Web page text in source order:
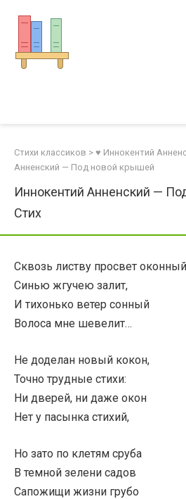
контенту
Стихи классиков > ♥ Иннокентий
Анненский — Под новой крышей
Иннокентий Анненский —
Стих
Сквозь листву просвет оконный
Синью жгучею залит,
И тихонько ветер сонный
Волоса мне шевелит…
Не доделан новый кокон,
Точно трудные стихи:
Ни дверей, ни даже окон
Нет у пасынка стихий,
Но зато по клетям сруба
В темной зелени садов
Сапожищи жизни грубо